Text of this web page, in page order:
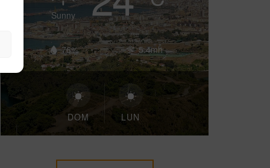
Sunny
76% 5.4mh
DOM LUN